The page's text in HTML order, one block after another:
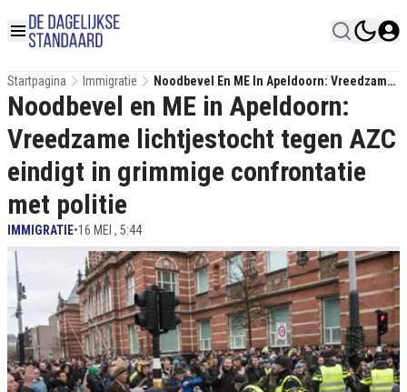
Startpagina Immigratie
Noodbevel En ME In Apeldoorn: Vreedzame
Lichtjestocht Tegen AZC Eindigt In
Grimmige Confrontatie Met Politie
Noodbevel en ME in Apeldoorn:
Vreedzame lichtjestocht tegen AZC
eindigt in grimmige confrontatie
met politie
IMMIGRATIE•16 MEI , 5:44